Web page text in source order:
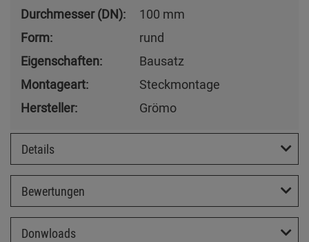
Durchmesser (DN):
100 mm
Form:
rund
Eigenschaften:
Bausatz
Montageart:
Steckmontage
Hersteller:
Grömo
Details
Bewertungen
Donwloads